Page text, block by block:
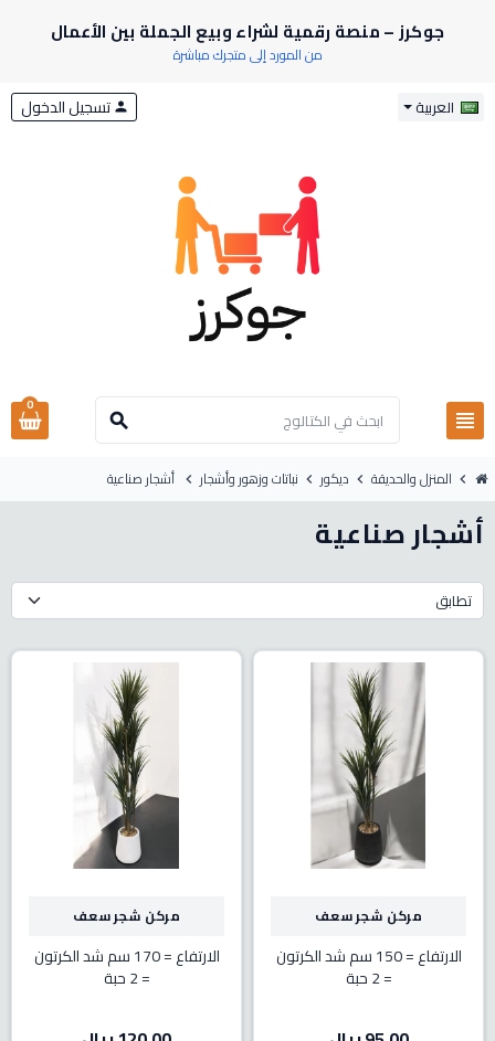
جوكرز – منصة رقمية لشراء وبيع الجملة بين الأعمال
من المورد إلى متجرك مباشرة
العربية
view_headline
search
person تسجيل الدخول
0
chevron_right المنزل والحديقة chevron_right ديكور chevron_right نباتات وزهور وأشجار chevron_right أشجار صناعية
أشجار صناعية
تطابق
مركن شجر سعف
الارتفاع = 150 سم شد الكرتون
= 2 حبة
مركن شجر سعف
الارتفاع = 170 سم شد الكرتون
= 2 حبة